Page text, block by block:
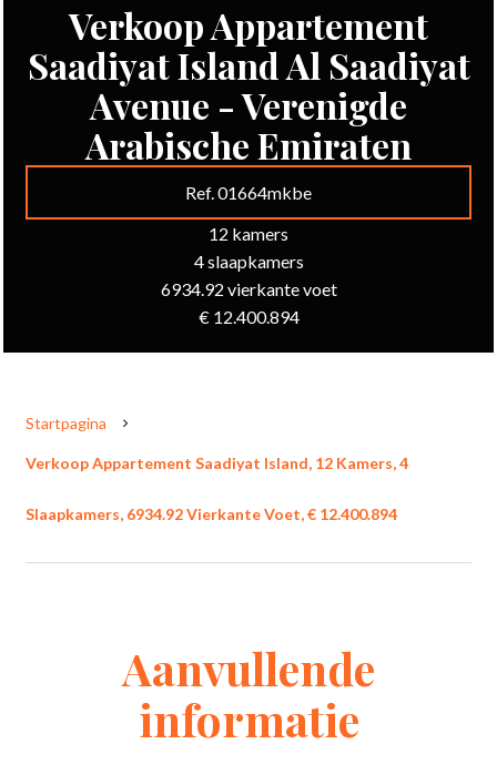
Verkoop Appartement
Saadiyat Island Al Saadiyat
Avenue - Verenigde
Arabische Emiraten
Ref. 01664mkbe
12 kamers
4 slaapkamers
6934.92 vierkante voet
€ 12.400.894
Startpagina
Verkoop Appartement Saadiyat Island, 12 Kamers, 4
Slaapkamers, 6934.92 Vierkante Voet, € 12.400.894
Aanvullende
informatie